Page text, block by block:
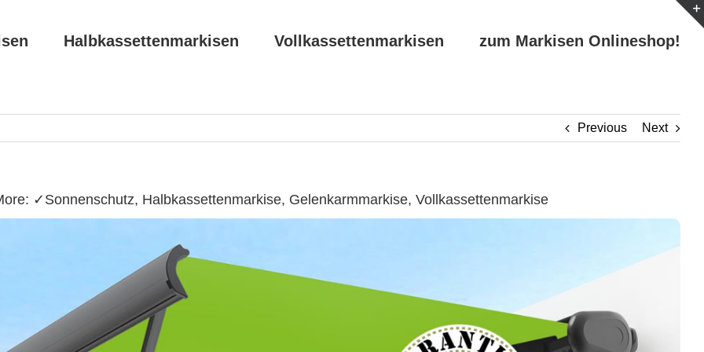
Halbkassettenmarkisen Vollkassettenmarkisen zum Markisen Onlineshop!
Previous Next
✓Sonnenschutz, Halbkassettenmarkise, Gelenkarmmarkise, Vollkassettenmarkise